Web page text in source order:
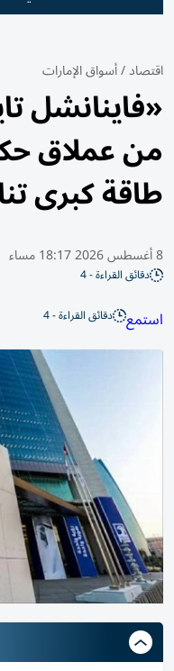
اقتصاد/أسواق الإمارات
«فاينانشل
من عملاق
طاقة كبرى
8 أغسطس 2026 18:17 مساء
دقائق القراءة - 4
استمع دقائق القراءة - 4